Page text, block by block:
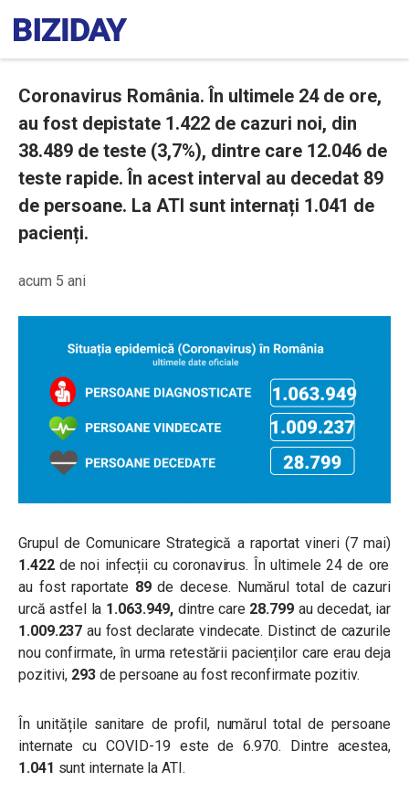
Coronavirus România. În ultimele 24 de ore,
au fost depistate 1.422 de cazuri noi, din
38.489 de teste (3,7%), dintre care 12.046 de
teste rapide. În acest interval au decedat 89
de persoane. La ATI sunt internați 1.041 de
pacienți.
acum 5 ani
Grupul de Comunicare Strategică a raportat vineri (7 mai)
1.422de noi infecții cu coronavirus. În ultimele 24 de ore
au fost raportate 89de decese. Numărul total de cazuri
urcă astfel la 1.063.949, dintre care28.799 au decedat, iar
1.009.237 au fost declarate vindecate. Distinct de cazurile
nou confirmate, în urma retestării pacienților care erau deja
pozitivi, 293 de persoane au fost reconfirmate pozitiv.
În unitățile sanitare de profil, numărul total de persoane
internate cu COVID-19 este de 6.970. Dintre acestea,
1.041 sunt internate la ATI.